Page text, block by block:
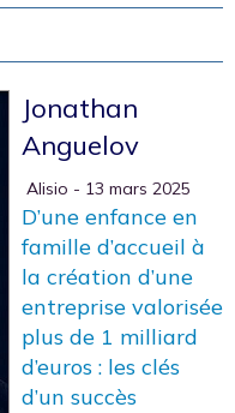
Jonathan
Anguelov
‎ Alisio - 13 mars 2025
D’une enfance en
famille d’accueil à
la création d’une
entreprise valorisée
plus de 1 milliard
d’euros : les clés
d’un succès